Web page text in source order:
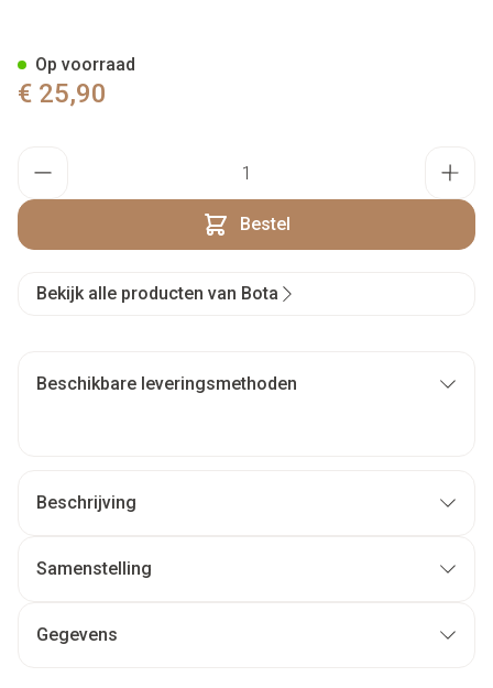
€ 25,90
Bestel
Op voorraad
Bekijk alle producten van Bota
Beschikbare leveringsmethoden
Beschrijving
Samenstelling
Gegevens